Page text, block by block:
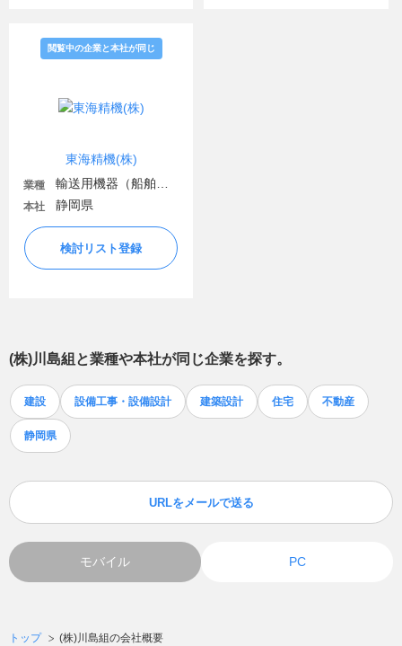
東海精機(株)
閲覧中の企業と本社が同じ
業種
本社 静岡県
検討リスト登録
(株)川島組 と業種や本社が同じ企業を探す。
建設 設備工事・設備設計 建築設計 住宅 不動産
静岡県
URLをメールで送る
モバイル PC
トップ (株)川島組の会社概要